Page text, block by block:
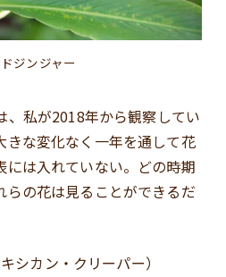
ジンジャー
、私が2018年から観察してい
きな変化なく一年を通して花
には入れていない。どの時期
らの花は見ることができるだ
シカン・クリーパー）